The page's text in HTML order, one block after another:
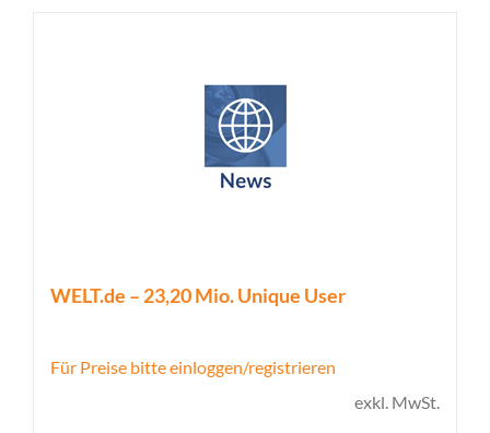
WELT.de – 23,20 Mio. Unique User
Für Preise bitte einloggen/registrieren
exkl. MwSt.